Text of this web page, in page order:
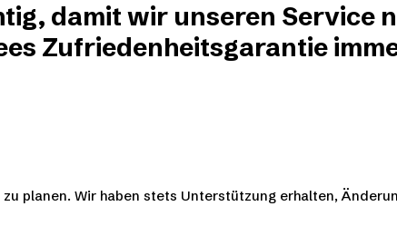
damit wir unseren Service
Zufriedenheitsgarantie
planen. Wir haben stets Unterstützung erhalten,